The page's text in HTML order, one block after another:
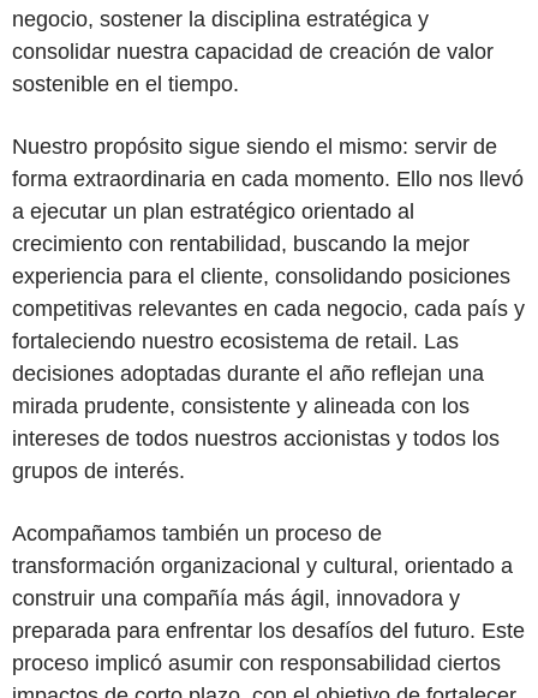
negocio, sostener la disciplina estratégica y
consolidar nuestra capacidad de creación de valor
sostenible en el tiempo.
Nuestro propósito sigue siendo el mismo: servir de
forma extraordinaria en cada momento. Ello nos llevó
a ejecutar un plan estratégico orientado al
crecimiento con rentabilidad, buscando la mejor
experiencia para el cliente, consolidando posiciones
competitivas relevantes en cada negocio, cada país y
fortaleciendo nuestro ecosistema de retail. Las
decisiones adoptadas durante el año reflejan una
mirada prudente, consistente y alineada con los
intereses de todos nuestros accionistas y todos los
grupos de interés.
Acompañamos también un proceso de
transformación organizacional y cultural, orientado a
construir una compañía más ágil, innovadora y
preparada para enfrentar los desafíos del futuro. Este
proceso implicó asumir con responsabilidad ciertos